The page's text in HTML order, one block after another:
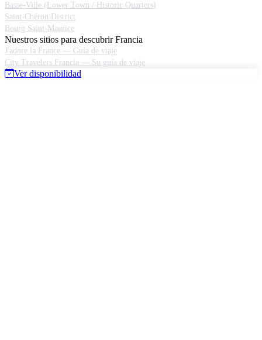
Basse-Ville (Lower Town / Historic Quarters)
Saint-Chéron District
Bourg Saint-Maurice
Nuestros sitios para descubrir Francia
J'adore la France — Guía de viaje
City Travelers Francia — Su guía de viaje
Ver disponibilidad